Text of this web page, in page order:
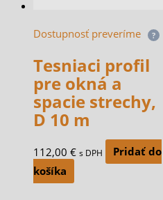
Dostupnosť preveríme ?
Tesniaci profil
pre okná a
spacie strechy,
D 10 m
112,00 € s DPH
Pridať do
košíka